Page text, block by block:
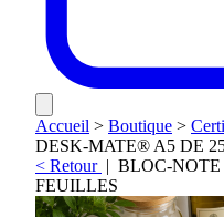
Accueil > Boutique >
DESK-MATE® A5 DE
< Retour | BLOC-
FEUILLES